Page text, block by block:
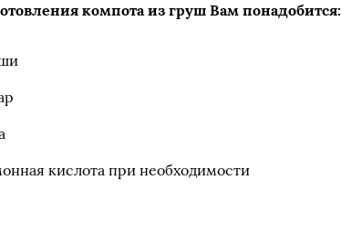
компота из груш Вам понадобится:
кислота при необходимости